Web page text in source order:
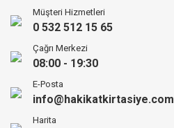
Müşteri Hizmetleri
0 532 512 15 65
Çağrı Merkezi
08:00 - 19:30
E-Posta
info@hakikatkirtasiye.com
Harita